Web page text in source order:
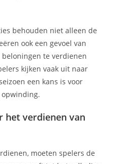
behouden niet alleen de
ook een gevoel van
te verdienen
kijken vaak uit naar
een kans is voor
het verdienen van
moeten spelers de